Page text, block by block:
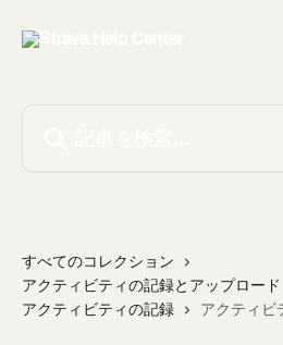
すべてのコレクション
アクティビティの記録とアップロード
アクティビティの記録
アクティビ